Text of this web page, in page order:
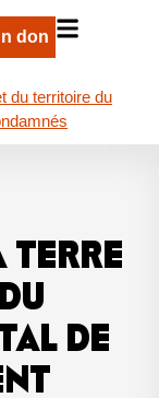
don
du territoire du
TERRE
DE